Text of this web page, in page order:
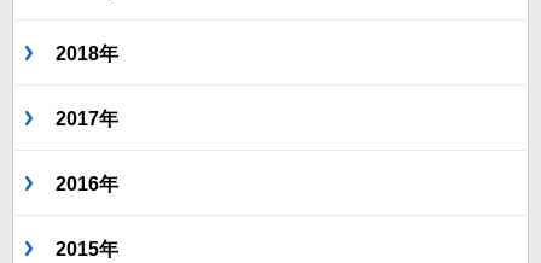
2018年
2017年
2016年
2015年